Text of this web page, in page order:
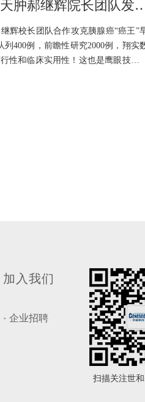
Cancer Discov重磅：天肿郝继辉院长团队发
辉校长团队合作攻克胰腺癌“癌王”
400例，前瞻性研究2000例，翔实
性和临床实用性！这也是鹰眼技术第
加入我们
企业招聘
扫描关注世